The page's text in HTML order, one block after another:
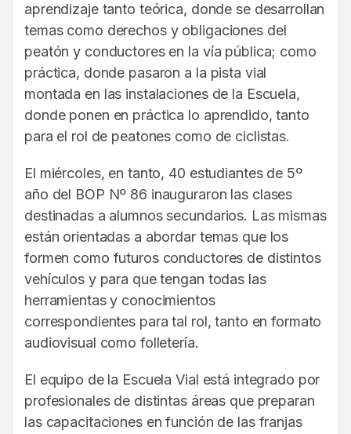
aprendizaje tanto teórica, donde se desarrollan
temas como derechos y obligaciones del
peatón y conductores en la vía pública; como
práctica, donde pasaron a la pista vial
montada en las instalaciones de la Escuela,
donde ponen en práctica lo aprendido, tanto
para el rol de peatones como de ciclistas.
El miércoles, en tanto, 40 estudiantes de 5º
año del BOP Nº 86 inauguraron las clases
destinadas a alumnos secundarios. Las mismas
están orientadas a abordar temas que los
formen como futuros conductores de distintos
vehículos y para que tengan todas las
herramientas y conocimientos
correspondientes para tal rol, tanto en formato
audiovisual como folletería.
El equipo de la Escuela Vial está integrado por
profesionales de distintas áreas que preparan
las capacitaciones en función de las franjas